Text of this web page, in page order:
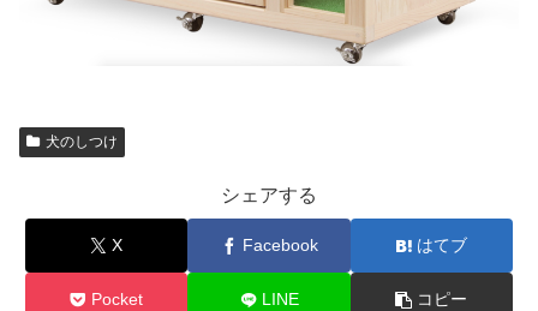
犬のしつけ
シェアする
X Facebook はてブ
Pocket LINE コピー